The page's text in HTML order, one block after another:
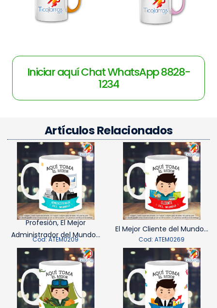
Iniciar aquí Chat WhatsApp 8828-
1234
Artículos Relacionados
Profesión, El Mejor
Administrador del Mundo...
Cod: ATEM0209
El Mejor Cliente del Mundo...
Cod: ATEM0269